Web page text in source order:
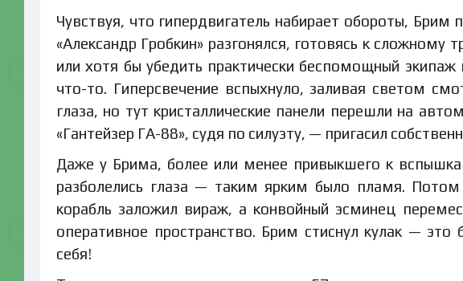
Чувствуя, что гипердвигатель набирает обороты,
«Александр Гробкин» разгонялся, готовясь к
или хотя бы убедить практически беспомощный
что-то. Гиперсвечение вспыхнуло, заливая светом
глаза, но тут кристаллические панели перешли на
«Гантейзер ГА-88», судя по силуэту, — пригасил
Даже у Брима, более или менее привыкшего к
разболелись глаза — таким ярким было пламя.
корабль заложил вираж, а конвойный эсминец
оперативное пространство. Брим стиснул кулак —
себя!